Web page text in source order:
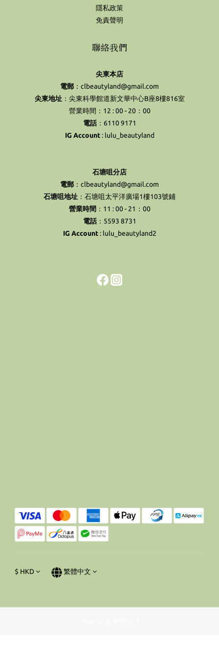
隱私政策
免責聲明
聯絡我們
尖東本店
電郵 ：clbeautyland@gmail.com
尖東地址：尖東科學館道新文華中心B座8樓816室
營業時間：12 : 00 - 20：00
電話：6110 9171
IG Account: lulu_beautyland
石塘咀分店
電郵 ：clbeautyland@gmail.com
石塘咀地址 ：石塘咀太平洋廣場1樓103號鋪
營業時間 ：11 : 00 - 21：00
電話：5593 8731
IG Account: lulu_beautyland2
$ HKD 繁體中文